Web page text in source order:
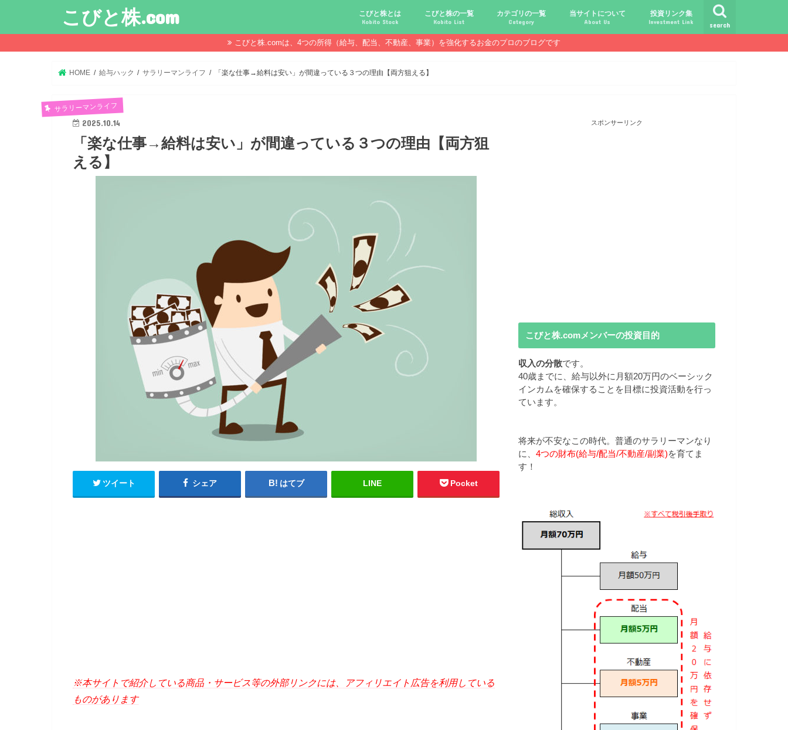
こびと株.com search
こびと株とは
Kobito Stock
こびと株投資を始める前に マジメなだけじゃ報われない時代？
配当金が守る、今-老後-子供達！
配当金があればこんなに遊べる！
債券・投信・中古１Rとの違い
口座開設！こびと探しの旅へ！
必ず知っておきたい専門用語集
こびと株の10条件
こびと株のメリット,デメリット
こびと株の投資10原則
こびと株投資のモデル紹介
こびと株の一覧
Kobito List
こびとNo.2169 CDS
こびとNo.4762 エックスネット
こびとNo.7751 キヤノン
こびとNo.7820 ニホンフラッシュ
こびとNo.7921 宝印刷
こびとNo.9986 蔵王産業
カテゴリの一覧
Category
こびと株.comライフ
給与ハック
副業ハック
配当金ハック
年金ハック
倹約ハック
当サイトについて
About Us
投資リンク集
Investment Link
こびと株.comは、4つの所得（給与、配当、不動産、事業）を強化するお金のプロのブログです
HOME 給与ハック サラリーマンライフ 「楽な仕事→給料は安い」が間違っている３つの理由【両方狙える】
サラリーマンライフ
2025.10.14
「楽な仕事→給料は安い」が間違っている３つの理由【両方狙
える】
ツイート シェア はてブ LINE Pocket
※本サイトで紹介している商品・サービス等の外部リンクには、アフィリエイト広告を利用している
ものがあります
スポンサーリンク
こびと株.comメンバーの投資目的
収入の分散です。
40歳までに、給与以外に月額20万円のベーシック
インカムを確保することを目標に投資活動を行っ
ています。
将来が不安なこの時代。普通のサラリーマンなり
に、 4つの財布(給与/配当/不動産/副業)を育てま
す！